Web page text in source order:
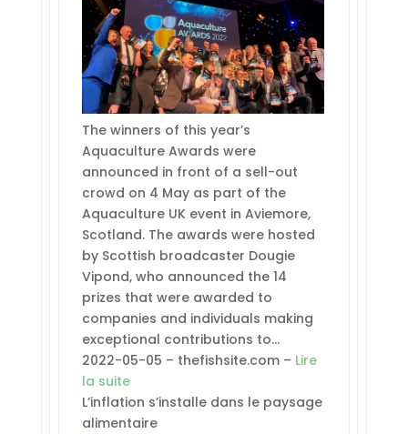
The winners of this year’s
Aquaculture Awards were
announced in front of a sell-out
crowd on 4 May as part of the
Aquaculture UK event in Aviemore,
Scotland. The awards were hosted
by Scottish broadcaster Dougie
Vipond, who announced the 14
prizes that were awarded to
companies and individuals making
exceptional contributions to…
2022-05-05 – thefishsite.com – Lire
la suite
L’inflation s’installe dans le paysage
alimentaire